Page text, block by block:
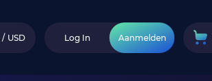
/ USD Log In Aanmelden